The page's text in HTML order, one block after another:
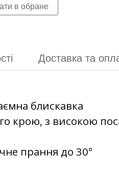
Доставка та
блискавка
крою, з високою
прання до 30°